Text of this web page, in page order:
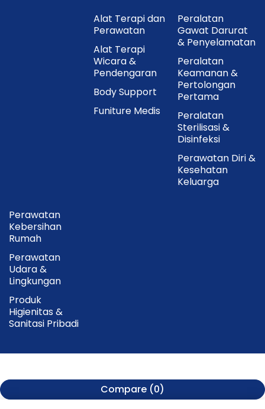
Alat Terapi dan
Perawatan
Alat Terapi
Wicara &
Pendengaran
Body Support
Funiture Medis
Peralatan
Gawat Darurat
& Penyelamatan
Peralatan
Keamanan &
Pertolongan
Pertama
Peralatan
Sterilisasi &
Disinfeksi
Perawatan Diri &
Kesehatan
Keluarga
Perawatan
Kebersihan
Rumah
Perawatan
Udara &
Lingkungan
Produk
Higienitas &
Sanitasi Pribadi
Compare (0)